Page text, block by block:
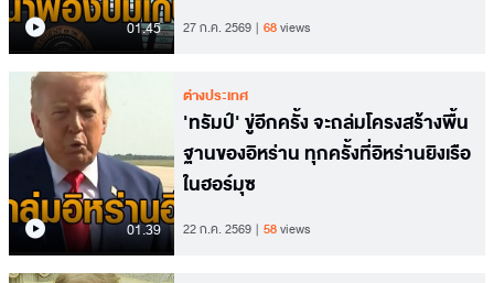
01.45 27 ก.ค. 2569 68views
01.39
ต่างประเทศ
'ทรัมป์' ขู่อีกครั้ง จะถล่มโครงสร้างพื้น
ฐานของอิหร่าน ทุกครั้งที่อิหร่านยิงเรือ
ในฮอร์มุซ
22 ก.ค. 2569 58views